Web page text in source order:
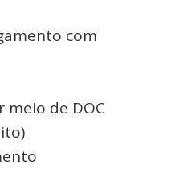
com
de DOC